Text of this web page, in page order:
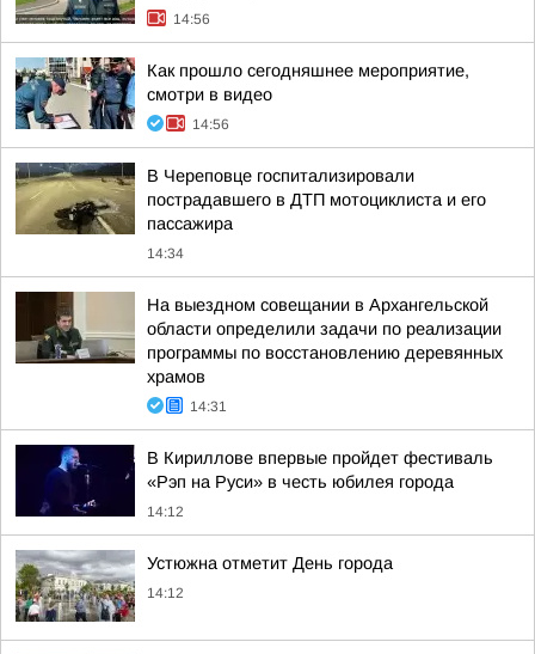
14:56
Как прошло сегодняшнее мероприятие,
смотри в видео
14:56
В Череповце госпитализировали
пострадавшего в ДТП мотоциклиста и его
пассажира
14:34
На выездном совещании в Архангельской
области определили задачи по реализации
программы по восстановлению деревянных
храмов
14:31
В Кириллове впервые пройдет фестиваль
«Рэп на Руси» в честь юбилея города
14:12
Устюжна отметит День города
14:12